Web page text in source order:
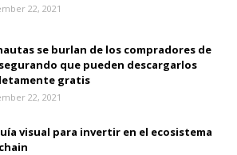
22, 2021
se burlan de los compradores de
que pueden descargarlos
gratis
22, 2021
visual para invertir en el ecosistema